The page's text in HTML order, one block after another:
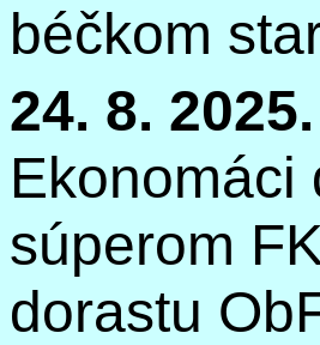
béčkom
24. 8. 2025.
Ekonomáci
súperom
dorastu